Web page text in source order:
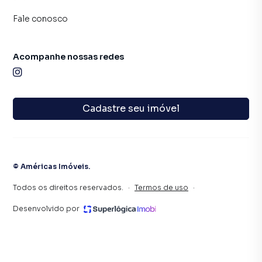
Oeste do Rio.
Fale conosco
Cadastre seu imóvel
Acompanhe nossas redes
© Américas Imóveis.
Todos os direitos reservados. · Termos de uso ·
Desenvolvido por